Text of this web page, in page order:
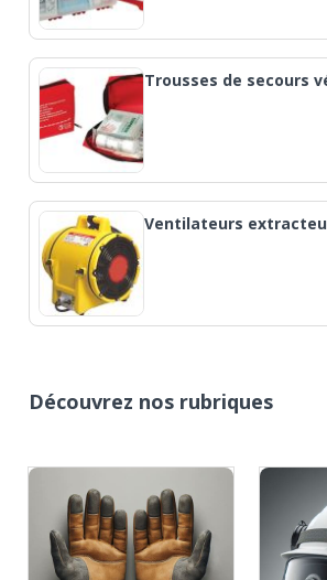
Trousses de secours
Ventilateurs
Découvrez nos rubriques